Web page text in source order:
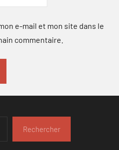
e-mail et mon site dans le
commentaire.
Rechercher